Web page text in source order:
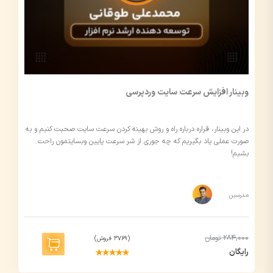
وبینار افزایش سرعت سایت وردپرسی
در این وبینار، قراره درباره راه و روش بهینه کردن سرعت سایت صحبت کنیم و به
صورت عملی یاد بگیریم که چه جوری از شر سرعت پایین وبسایتمون راحت
بشیم!
مدرسین:
284,000 تومان
رایگان
(3769 فروش)